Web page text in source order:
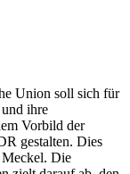
Union soll sich für
ihre
Vorbild der
gestalten. Dies
Die